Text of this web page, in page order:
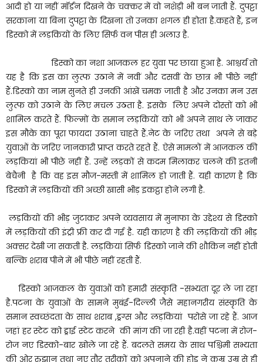
आदी हो या नहीं मॉर्डन दिखने के चक्कर में वो नशेड़ी भी बन जाती हैं. दुपट्टा
सरकाना या बिना दुपट्टा के दिखना तो उनका शगल ही होता है.कहते हैं, इन
डिस्को में लड़कियों के लिए सिर्फ वन पीस ही अलाउ है.
डिस्को का नशा आजकल हर युवा पर छाया हुआ है. आश्चर्य तो
यह है कि इस का लुत्फ उठाने में नवीं और दसवीं के छात्र भी पीछे नहीं
हैं.डिस्को का नाम सुनते ही उनकी आंखें चमक जाती है और उनका मन उस
लुत्फ को उठाने के लिए मचल उठता है. इसके लिए अपने दोस्तों को भी
शामिल करते हैं. फिल्मों के समान लड़कियों को भी अपने साथ ले जाकर
इस मौके का पूरा फायदा उठाना चाहते हैं.नेट के जरिए तथा अपने से बड़े
युवाओं के जरिए जानकारी प्राप्त करते रहते हैं. ऐसे मामलों में आजकल की
लड़कियां भी पीछे नहीं हैं. उन्हें लड़कों से कदम मिलाकर चलने की इतनी
बेचैनी है कि वह इस मौज-मस्ती में शामिल हो जाती हैं. यही कारण है कि
डिस्को में लड़कियों की अच्छी खासी भीड़ इकट्ठा होने लगी है.
लड़कियों की भीड़ जुटाकर अपने व्यवसाय में मुनाफा के उद्देश्य से डिस्को
में लड़कियों की इंट्री फ्री कर दी गई है. यही कारण है की लड़कियों की भीड़
अक्सर देखी जा सकती है. लड़कियां सिर्फ डिस्को जाने की शौकिन नहीं होती
बल्कि शराब पीने में भी पीछे नहीं रहती हैं.
डिस्को आजकल के युवाओं को हमारी संस्कृति -सभ्यता दूर ले जा रहा
है.पटना के युवाओं के सामने मुबंई-दिल्ली जैसे महानगरीय संस्कृति के
समान स्वच्छंदता के साथ शराब ,ड्रग्स और लड़कियां परोसे जा रहे हैं. आज
जहां हर स्टेट को ड्राई स्टेट करने की मांग की जा रही है.वहीं पटना में रोज-
रोज नए डिस्को-बार खोले जा रहे हैं. बदलते समय के साथ पश्चिमी सभ्यता
की ओर रुझान तथा नए तौर तरीकों को अपनाने की होड़ ने कम्र उम्र से ही